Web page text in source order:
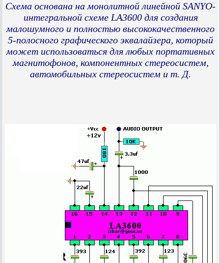
Схема основана на монолитной линейной SANYO-
интегральной схеме LA3600 для создания
малошумного и полностью высококачественного
5-полосного графического эквалайзера, который
может использоваться для любых портативных
магнитофонов, компонентных стереосистем,
автомобильных стереосистем и т. Д.